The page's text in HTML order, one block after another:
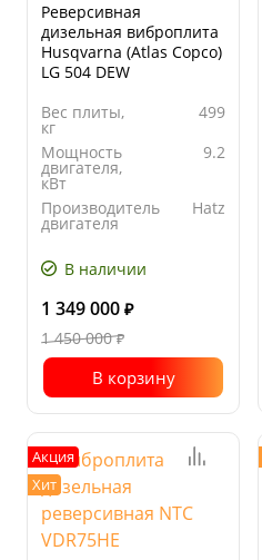
Реверсивная
дизельная виброплита
Husqvarna (Atlas Copco)
LG 504 DEW
Вес плиты,
кг
499
Мощность
двигателя,
кВт
9.2
Производитель
двигателя
Hatz
основания
плиты, мм
В наличии
1 349 000 ₽
1 450 000₽
В корзину
Акция
Хит